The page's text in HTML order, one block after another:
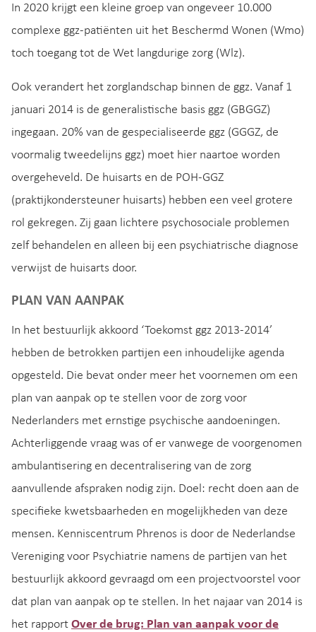
In 2020 krijgt een kleine groep van ongeveer 10.000
complexe ggz-patiënten uit het Beschermd Wonen (Wmo)
toch toegang tot de Wet langdurige zorg (Wlz).
Ook verandert het zorglandschap binnen de ggz. Vanaf 1
januari 2014 is de generalistische basis ggz (GBGGZ)
ingegaan. 20% van de gespecialiseerde ggz (GGGZ, de
voormalig tweedelijns ggz) moet hier naartoe worden
overgeheveld. De huisarts en de POH-GGZ
(praktijkondersteuner huisarts) hebben een veel grotere
rol gekregen. Zij gaan lichtere psychosociale problemen
zelf behandelen en alleen bij een psychiatrische diagnose
verwijst de huisarts door.
PLAN VAN AANPAK
In het bestuurlijk akkoord ‘Toekomst ggz 2013-2014’
hebben de betrokken partijen een inhoudelijke agenda
opgesteld. Die bevat onder meer het voornemen om een
plan van aanpak op te stellen voor de zorg voor
Nederlanders met ernstige psychische aandoeningen.
Achterliggende vraag was of er vanwege de voorgenomen
ambulantisering en decentralisering van de zorg
aanvullende afspraken nodig zijn. Doel: recht doen aan de
specifieke kwetsbaarheden en mogelijkheden van deze
mensen. Kenniscentrum Phrenos is door de Nederlandse
Vereniging voor Psychiatrie namens de partijen van het
bestuurlijk akkoord gevraagd om een projectvoorstel voor
dat plan van aanpak op te stellen. In het najaar van 2014 is
het rapport Over de brug: Plan van aanpak voor de